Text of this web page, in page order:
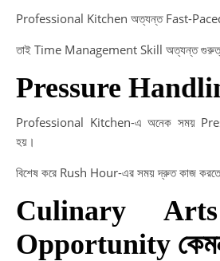
Professional Kitchen অত্যন্ত Fast-
তাই Time Management Skill অত্যন্ত
Pressure
Professional Kitchen-এ অনেক সময়
হয়।
বিশেষ করে Rush Hour-এর সময় দ্রুত কাজ
Culinary
Opportunity